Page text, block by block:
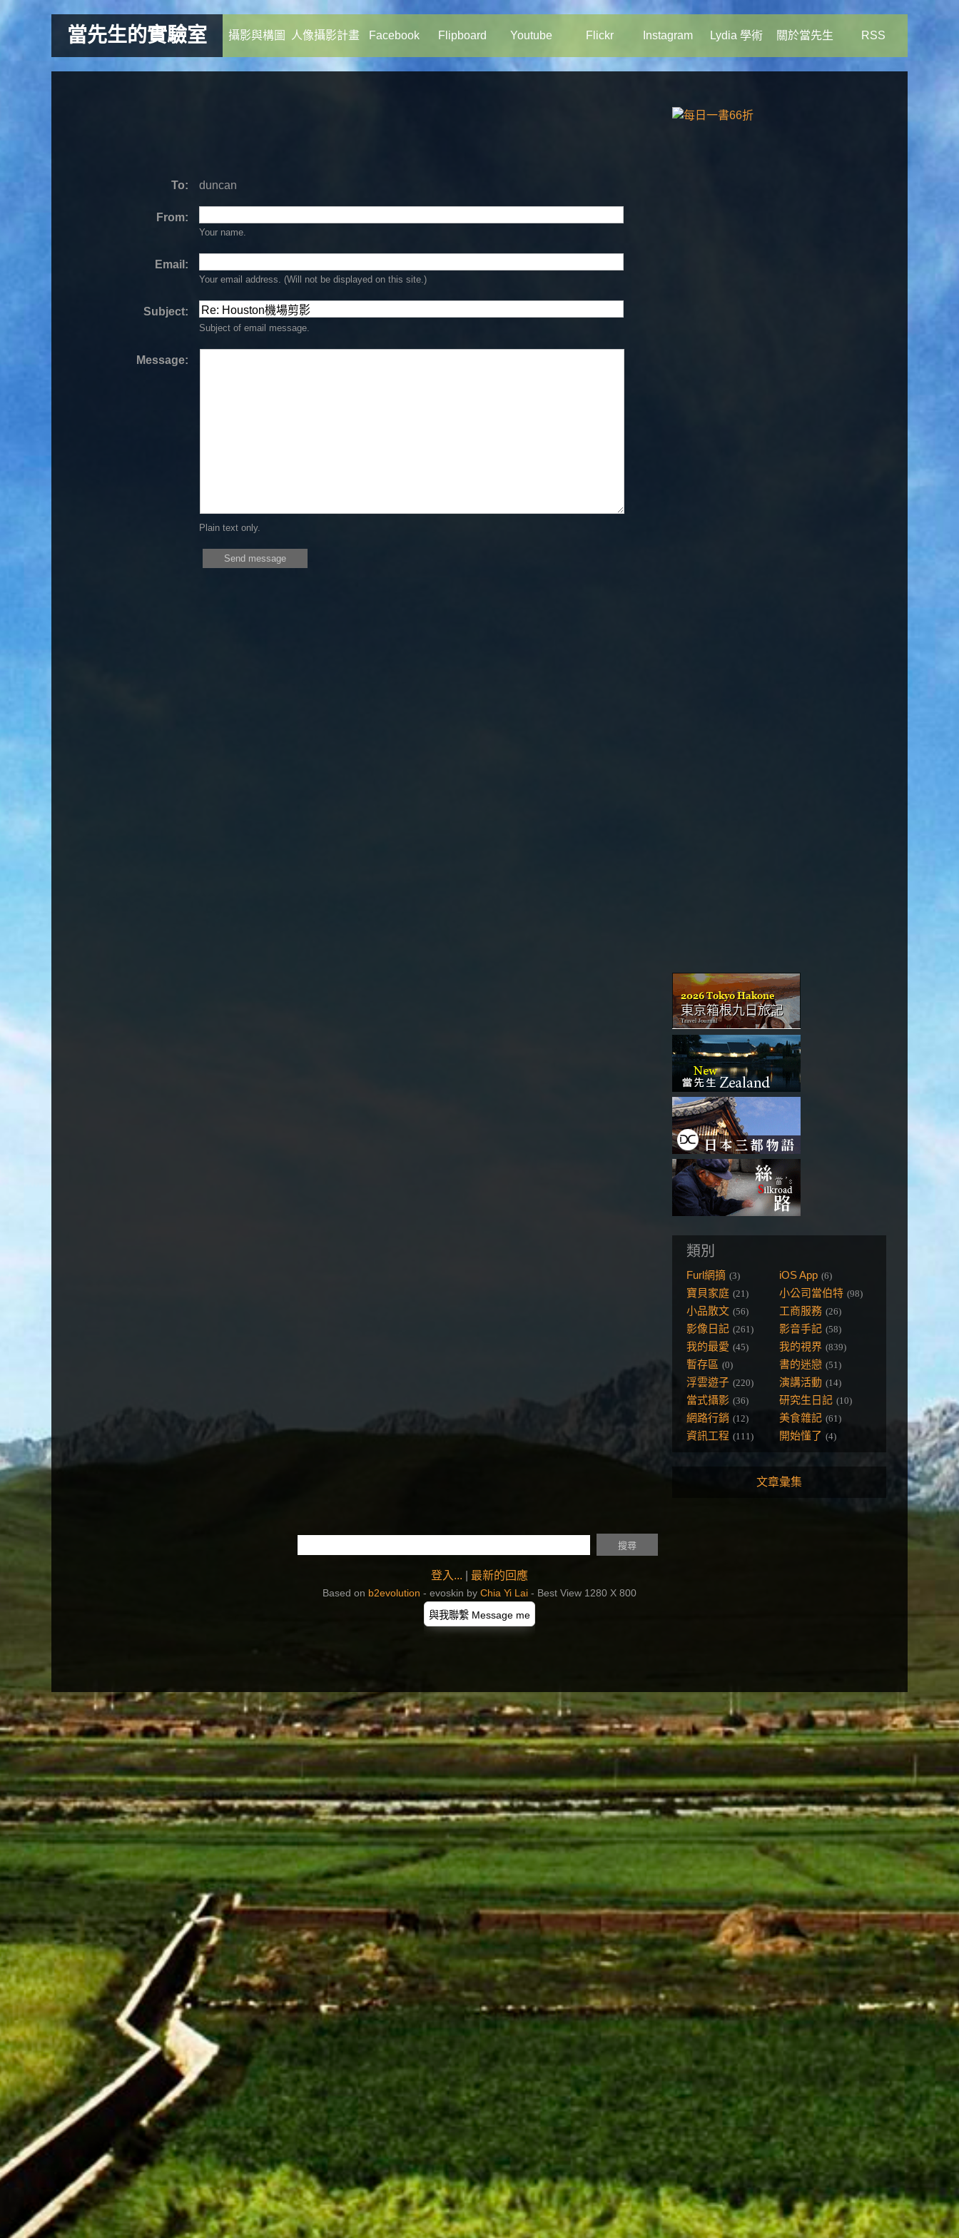
當先生的實驗室 攝影與構圖 人像攝影計畫 Facebook Flipboard Youtube Flickr Instagram Lydia 學術 關於當先生 RSS
To: duncan
From:
Your name.
Email:
Your email address. (Will not be displayed on this site.)
Subject:
Subject of email message.
Message:
Plain text only.
類別
Furl網摘 (3) iOS App (6)
寶貝家庭 (21) 小公司當伯特 (98)
小品散文 (56) 工商服務 (26)
影像日記 (261) 影音手記 (58)
我的最愛 (45) 我的視界 (839)
暫存區 (0) 書的迷戀 (51)
浮雲遊子 (220) 演講活動 (14)
當式攝影 (36) 研究生日記 (10)
網路行銷 (12) 美食雜記 (61)
資訊工程 (111) 開始懂了 (4)
文章彙集
登入... 最新的回應
Based on b2evolution - evoskin by Chia Yi Lai - Best View 1280 X 800
與我聯繫 Message me